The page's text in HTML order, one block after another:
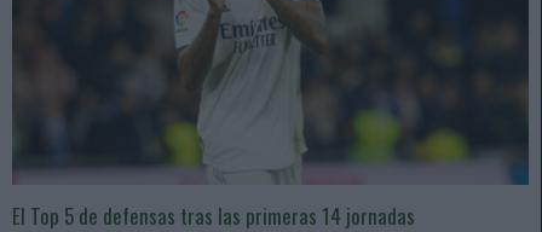
El Top 5 de defensas tras las primeras 14 jornadas